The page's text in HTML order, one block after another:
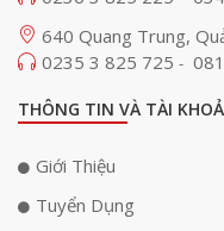
640 Quang Trung,
0235 3 825 725 -
THÔNG TIN VÀ TÀI
Giới Thiệu
Tuyển Dụng